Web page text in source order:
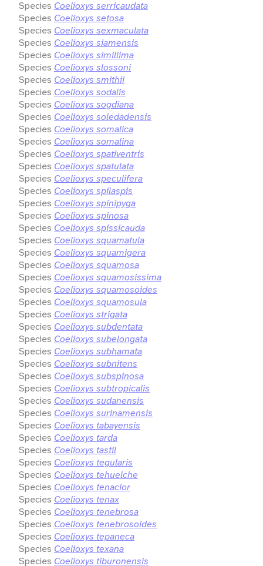
Species Coelioxys serricaudata
Species Coelioxys setosa
Species Coelioxys sexmaculata
Species Coelioxys siamensis
Species Coelioxys simillima
Species Coelioxys slossoni
Species Coelioxys smithii
Species Coelioxys sodalis
Species Coelioxys sogdiana
Species Coelioxys soledadensis
Species Coelioxys somalica
Species Coelioxys somalina
Species Coelioxys spativentris
Species Coelioxys spatulata
Species Coelioxys speculifera
Species Coelioxys spilaspis
Species Coelioxys spinipyga
Species Coelioxys spinosa
Species Coelioxys spissicauda
Species Coelioxys squamatula
Species Coelioxys squamigera
Species Coelioxys squamosa
Species Coelioxys squamosissima
Species Coelioxys squamosoides
Species Coelioxys squamosula
Species Coelioxys strigata
Species Coelioxys subdentata
Species Coelioxys subelongata
Species Coelioxys subhamata
Species Coelioxys subnitens
Species Coelioxys subspinosa
Species Coelioxys subtropicalis
Species Coelioxys sudanensis
Species Coelioxys surinamensis
Species Coelioxys tabayensis
Species Coelioxys tarda
Species Coelioxys tastil
Species Coelioxys tegularis
Species Coelioxys tehuelche
Species Coelioxys tenacior
Species Coelioxys tenax
Species Coelioxys tenebrosa
Species Coelioxys tenebrosoides
Species Coelioxys tepaneca
Species Coelioxys texana
Species Coelioxys tiburonensis